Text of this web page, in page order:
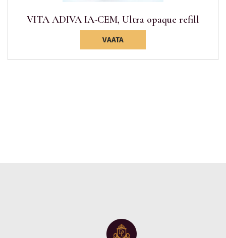
VITA ADIVA IA-CEM, Ultra opaque refill
VAATA